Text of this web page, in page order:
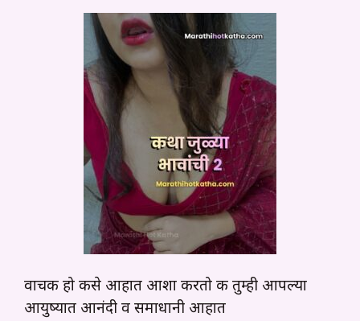
वाचक हो कसे आहात आशा करतो की तुम्ही आपल्या
आयुष्यात आनंदी व समाधानी आहात